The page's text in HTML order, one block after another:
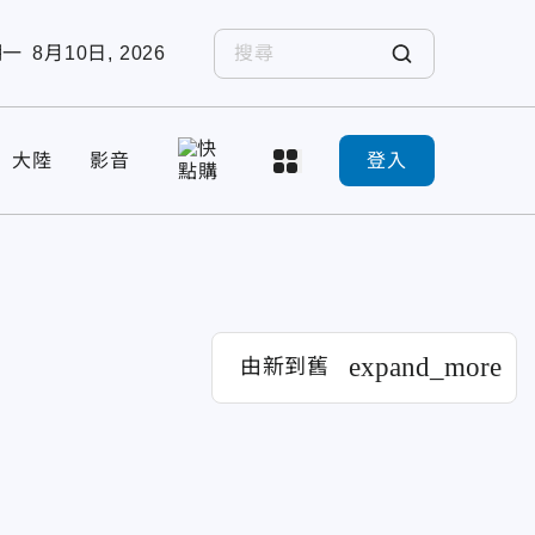
8月10日, 2026
大陸 影音 登入
由新到舊 expand_more